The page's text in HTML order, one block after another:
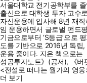
서울대학교 전기공학부를
출신으로 대학생 투자 고수
자산운용에 입사해 8년 재
임 운용하면서 글로벌 펀드
기금으로부터 ‘S등급’으로
도를 기반으로 2016년 독립
운용 중이다. 지은 책으로는
성공투자노트》(공저), 《버
<전설로 떠나는 월가의 영
더 보기